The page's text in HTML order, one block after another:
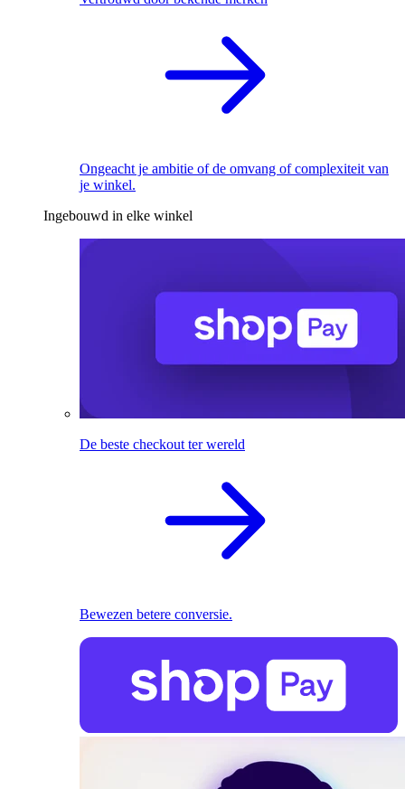
Ongeacht je ambitie of de omvang of complexiteit van
je winkel.
Ingebouwd in elke winkel
De beste checkout ter wereld
Bewezen betere conversie.